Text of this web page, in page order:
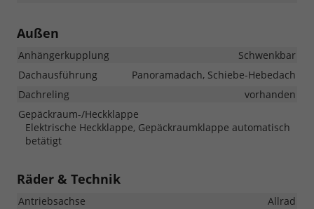
Außen
Anhängerkupplung
Schwenkbar
Dachausführung
Panoramadach, Schiebe-Hebedach
Dachreling
vorhanden
Gepäckraum-/Heckklappe
Elektrische Heckklappe, Gepäckraumklappe automatisch
betätigt
Räder & Technik
Antriebsachse Allrad